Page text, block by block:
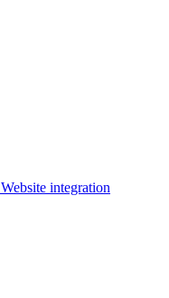
Website integration